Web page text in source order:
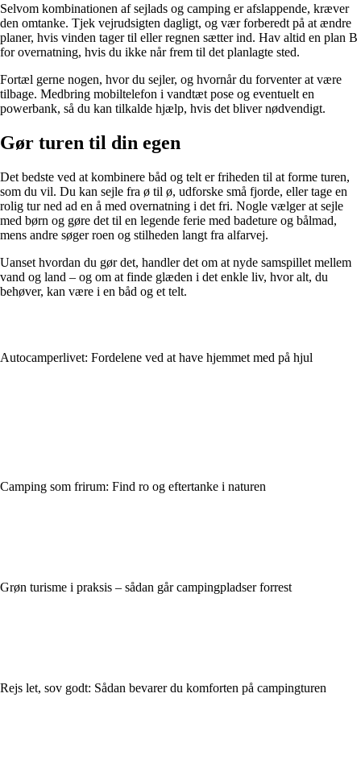
Selvom kombinationen af sejlads og camping er afslappende, kræver
den omtanke. Tjek vejrudsigten dagligt, og vær forberedt på at ændre
planer, hvis vinden tager til eller regnen sætter ind. Hav altid en plan B
for overnatning, hvis du ikke når frem til det planlagte sted.
Fortæl gerne nogen, hvor du sejler, og hvornår du forventer at være
tilbage. Medbring mobiltelefon i vandtæt pose og eventuelt en
powerbank, så du kan tilkalde hjælp, hvis det bliver nødvendigt.
Gør turen til din egen
Det bedste ved at kombinere båd og telt er friheden til at forme turen,
som du vil. Du kan sejle fra ø til ø, udforske små fjorde, eller tage en
rolig tur ned ad en å med overnatning i det fri. Nogle vælger at sejle
med børn og gøre det til en legende ferie med badeture og bålmad,
mens andre søger roen og stilheden langt fra alfarvej.
Uanset hvordan du gør det, handler det om at nyde samspillet mellem
vand og land – og om at finde glæden i det enkle liv, hvor alt, du
behøver, kan være i en båd og et telt.
Autocamperlivet: Fordelene ved at have hjemmet med på hjul
Camping som frirum: Find ro og eftertanke i naturen
Grøn turisme i praksis – sådan går campingpladser forrest
Rejs let, sov godt: Sådan bevarer du komforten på campingturen